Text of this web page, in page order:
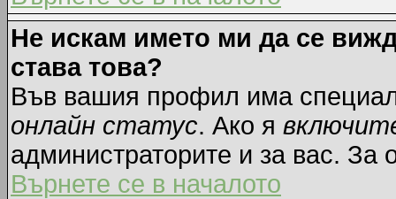
Не искам името ми да се
става това?
Във вашия профил има
онлайн статус. Ако я
администраторите и за вас. За
Върнете се в началото